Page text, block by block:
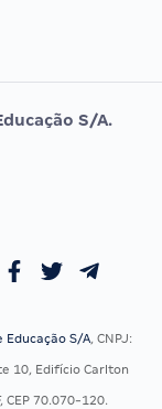
ORDEM
OAB
S/A.
Educação S/A, CNPJ:
10, Edifício Carlton
CEP 70.070-120.